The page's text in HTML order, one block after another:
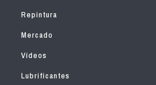
Repintura
Mercado
Vídeos
Lubrificantes